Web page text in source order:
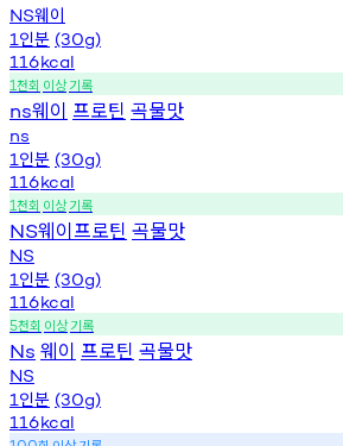
NS웨이
1 인분 (30g)
116kcal
1천회 이상기록
ns웨이 프로틴 곡물맛
ns
1 인분 (30g)
116kcal
1천회 이상기록
NS웨이프로틴 곡물맛
NS
1 인분 (30g)
116kcal
5천회 이상기록
Ns 웨이 프로틴 곡물맛
NS
1 인분 (30g)
116kcal